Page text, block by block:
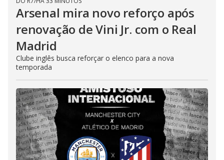
Arsenal mira novo reforço após
renovação de Vini Jr. com o Real
Madrid
Clube inglês busca reforçar o elenco para a nova
temporada